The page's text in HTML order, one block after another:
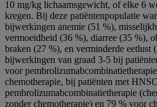
10 mg/kg lichaamsgewicht, of elke 6
kregen. Bij deze patiëntenpopulatie
bijwerkingen anemie (51 %),
vermoeidheid (36 %), diarree (35 %),
braken (27 %), en verminderde eetlust
bijwerkingen van graad 3-5 bij
voor
chemotherapie, bij patiënten met
pembrolizumabcombinatietherapie
zonder chemotherapie) en 79 % voor